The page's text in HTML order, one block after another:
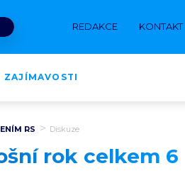
REDAKCE KONTAKT
ZAJÍMAVOSTI
RS Diskuze
rok celkem 6